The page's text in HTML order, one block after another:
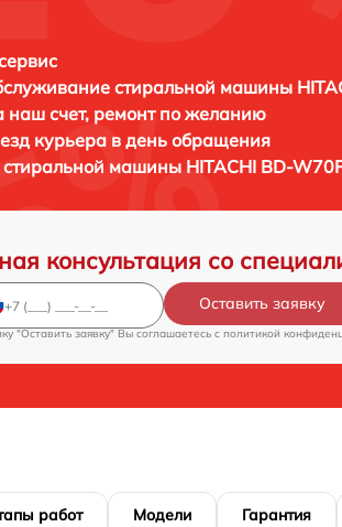
стиральной машины
наш счет, ремонт по желанию
курьера в день обращения
машины HITACHI BD-
консультация со
Оставить заявку
"Оставить заявку" Вы соглашаетесь c политикой
работ Модели Гарантия